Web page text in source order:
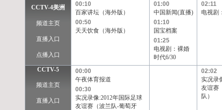
CCTV-4美洲
频道主页
直播入口
点播入口
00:10
百家讲坛（海外版）
00:50
天天饮食（海外版）
01:00
中国新闻(直播)
01:10
国宝档案
01:25
电视剧：裸婚
时代6/30
02:11
电视剧
CCTV-5
频道主页
直播入口
00:00
午夜体育报道
00:30
实况录像:2012年国际足球
友谊赛（波兰队-葡萄牙
02:02
实况录
友谊赛
队）